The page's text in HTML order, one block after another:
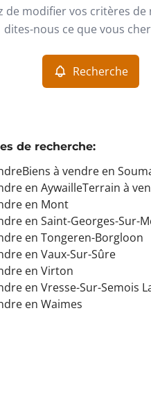
Chercher
Trier par
de modifier vos critères
dites-nous ce que vous
Recherche
de recherche:
Biens à vendre en
en AywailleTerrain à
en Mont
en Saint-Georges-Sur-
en Tongeren-Borgloon
en Vaux-Sur-Sûre
en Virton
en Vresse-Sur-Semois
en Waimes